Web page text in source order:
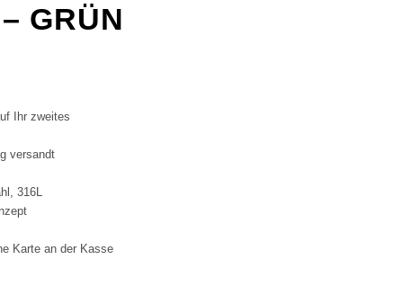
GRÜN
Ihr zweites
versandt
316L
Karte an der Kasse